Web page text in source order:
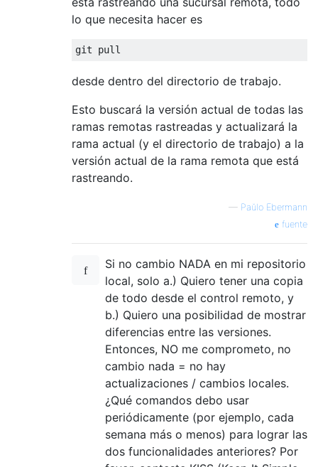
lo que necesita hacer es
desde dentro del directorio de trabajo.
Esto buscará la versión actual de todas las
ramas remotas rastreadas y actualizará la
rama actual (y el directorio de trabajo) a la
versión actual de la rama remota que está
rastreando.
— Paŭlo Ebermann
fuente
Si no cambio NADA en mi repositorio
local, solo a.) Quiero tener una copia
de todo desde el control remoto, y
b.) Quiero una posibilidad de mostrar
diferencias entre las versiones.
Entonces, NO me comprometo, no
cambio nada = no hay
actualizaciones / cambios locales.
¿Qué comandos debo usar
periódicamente (por ejemplo, cada
semana más o menos) para lograr las
dos funcionalidades anteriores? Por